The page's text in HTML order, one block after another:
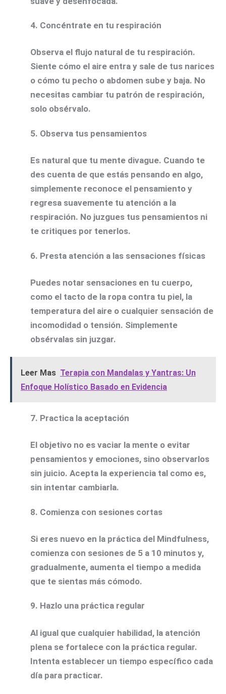
4. Concéntrate en tu respiración
Observa el flujo natural de tu respiración.
Siente cómo el aire entra y sale de tus narices
o cómo tu pecho o abdomen sube y baja. No
necesitas cambiar tu patrón de respiración,
solo obsérvalo.
5. Observa tus pensamientos
Es natural que tu mente divague. Cuando te
des cuenta de que estás pensando en algo,
simplemente reconoce el pensamiento y
regresa suavemente tu atención a la
respiración. No juzgues tus pensamientos ni
te critiques por tenerlos.
6. Presta atención a las sensaciones físicas
Puedes notar sensaciones en tu cuerpo,
como el tacto de la ropa contra tu piel, la
temperatura del aire o cualquier sensación de
incomodidad o tensión. Simplemente
obsérvalas sin juzgar.
Leer Mas Terapia con Mandalas y Yantras: Un
Enfoque Holístico Basado en Evidencia
7. Practica la aceptación
El objetivo no es vaciar la mente o evitar
pensamientos y emociones, sino observarlos
sin juicio. Acepta la experiencia tal como es,
sin intentar cambiarla.
8. Comienza con sesiones cortas
Si eres nuevo en la práctica del Mindfulness,
comienza con sesiones de 5 a 10 minutos y,
gradualmente, aumenta el tiempo a medida
que te sientas más cómodo.
9. Hazlo una práctica regular
Al igual que cualquier habilidad, la atención
plena se fortalece con la práctica regular.
Intenta establecer un tiempo específico cada
día para practicar.